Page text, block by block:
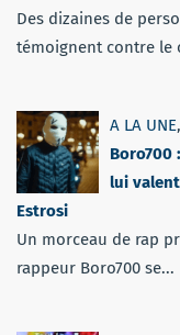
Des dizaines de
témoignent contre le
A LA UNE,
Boro700
lui
Estrosi
Un morceau de rap
rappeur Boro700 se...